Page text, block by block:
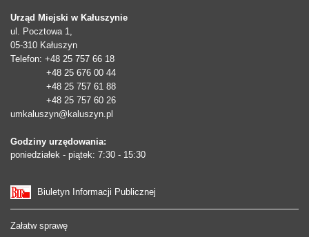
Urząd Miejski w Kałuszynie
ul. Pocztowa 1,
05-310 Kałuszyn
Telefon: +48 25 757 66 18
+48 25 676 00 44
+48 25 757 61 88
+48 25 757 60 26
umkaluszyn@kaluszyn.pl
Godziny urzędowania:
poniedziałek - piątek: 7:30 - 15:30
Biuletyn Informacji Publicznej
Załatw sprawę